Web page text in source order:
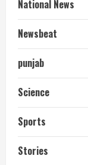
National News
Newsbeat
punjab
Science
Sports
Stories